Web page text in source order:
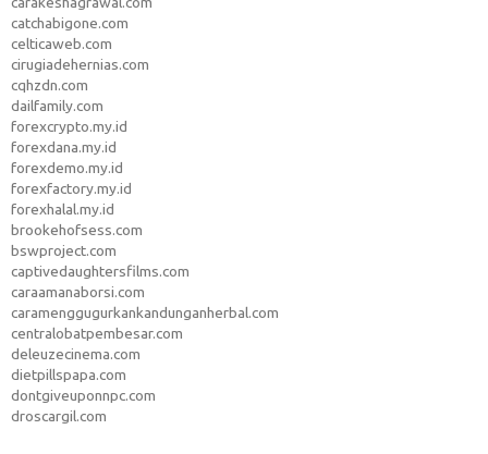
catchabigone.com
celticaweb.com
cirugiadehernias.com
cqhzdn.com
dailfamily.com
forexcrypto.my.id
forexdana.my.id
forexdemo.my.id
forexfactory.my.id
forexhalal.my.id
brookehofsess.com
bswproject.com
captivedaughtersfilms.com
caraamanaborsi.com
caramenggugurkankandunganherbal.com
centralobatpembesar.com
deleuzecinema.com
dietpillspapa.com
dontgiveuponnpc.com
droscargil.com